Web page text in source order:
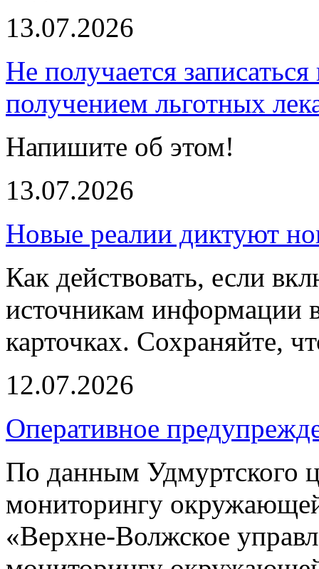
13.07.2026
Не получается
получением льготных
Напишите об этом!
13.07.2026
Новые реалии диктуют
Как действовать, если
источникам информации
карточках. Сохраняйте,
12.07.2026
Оперативное
По данным Удмуртского
мониторингу
«Верхне-Волжское